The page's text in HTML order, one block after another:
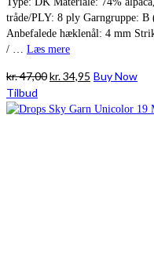
tråde/PLY: 8 ply Garngruppe: B
Anbefalede hæklenål: 4 mm
/ … Læs mere
kr.47,00Den
pris
kr.34,95 Den
pris
Buy Now
Tilbud